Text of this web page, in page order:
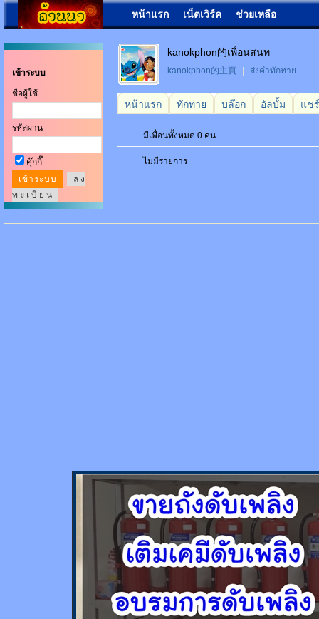
หน้าแรก เน็ตเวิร์ค ช่วยเหลือ
เข้าระบบ
ชื่อผู้ใช้
รหัสผ่าน
คุ๊กกี๊
ล ง
ท ะ เ บี ย น
kanokphon的เพื่อนสนท
kanokphon的主頁 ส่งคำทักทาย
หน้าแรก ทักทาย บล๊อก อัลบั้ม แชร์
มีเพื่อนทั้งหมด 0 คน
ไม่มีรายการ